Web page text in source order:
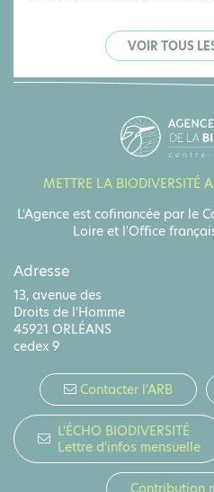
VOIR TOUS
Adresse
13, avenue des
Droits de l'Homme
45921 ORLÉANS
cedex 9
METTRE LA BIODIVERSITÉ
L'Agence est cofinancée par le
Loire et l'Office
Contacter l'ARB
L'ÉCHO BIODIVERSITÉ
Lettre d'infos mensuelle